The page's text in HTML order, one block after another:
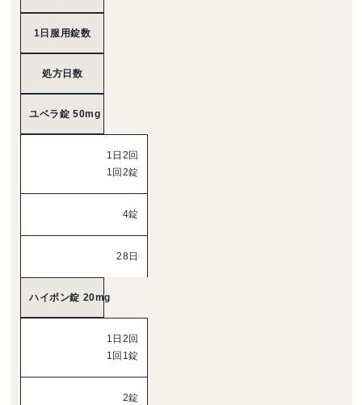
1日服用錠数
処方日数
ユベラ錠 50mg
1日2回
1回2錠
4錠
28日
ハイボン錠 20mg
1日2回
1回1錠
2錠